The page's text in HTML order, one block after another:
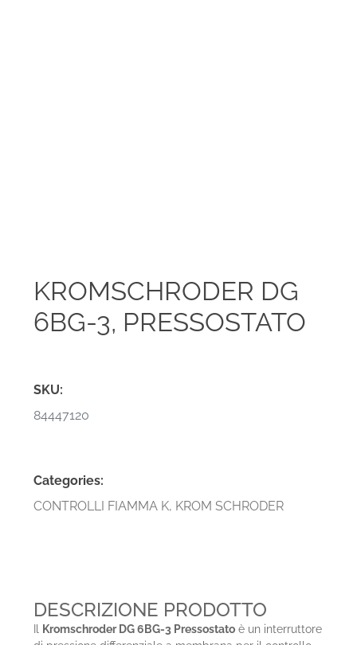
KROMSCHRODER DG
6BG-3, PRESSOSTATO
SKU:
84447120
Categories:
CONTROLLI FIAMMA K, KROM SCHRODER
DESCRIZIONE PRODOTTO
Kromschroder DG 6BG-3 Pressostato è un interruttore